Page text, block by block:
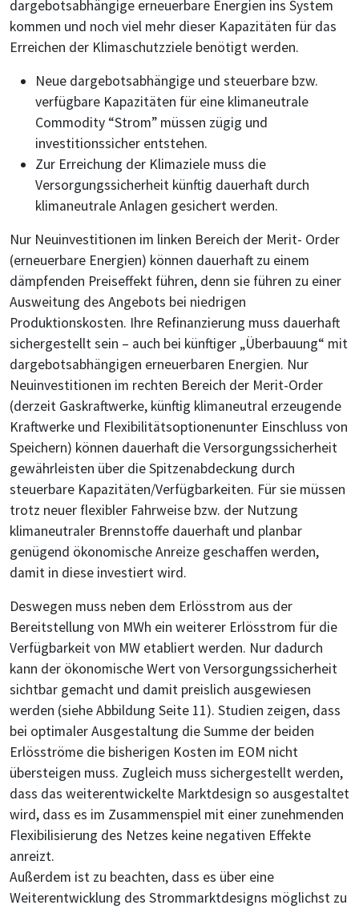
dargebotsabhängige erneuerbare Energien ins System
kommen und noch viel mehr dieser Kapazitäten für das
Erreichen der Klimaschutzziele benötigt werden.
Neue dargebotsabhängige und steuerbare bzw.
verfügbare Kapazitäten für eine klimaneutrale
Commodity “Strom” müssen zügig und
investitionssicher entstehen.
Zur Erreichung der Klimaziele muss die
Versorgungssicherheit künftig dauerhaft durch
klimaneutrale Anlagen gesichert werden.
Nur Neuinvestitionen im linken Bereich der Merit- Order
(erneuerbare Energien) können dauerhaft zu einem
dämpfenden Preiseffekt führen, denn sie führen zu einer
Ausweitung des Angebots bei niedrigen
Produktionskosten. Ihre Refinanzierung muss dauerhaft
sichergestellt sein – auch bei künftiger „Überbauung“ mit
dargebotsabhängigen erneuerbaren Energien. Nur
Neuinvestitionen im rechten Bereich der Merit-Order
(derzeit Gaskraftwerke, künftig klimaneutral erzeugende
Kraftwerke und Flexibilitätsoptionenunter Einschluss von
Speichern) können dauerhaft die Versorgungssicherheit
gewährleisten über die Spitzenabdeckung durch
steuerbare Kapazitäten/Verfügbarkeiten. Für sie müssen
trotz neuer flexibler Fahrweise bzw. der Nutzung
klimaneutraler Brennstoffe dauerhaft und planbar
genügend ökonomische Anreize geschaffen werden,
damit in diese investiert wird.
Deswegen muss neben dem Erlösstrom aus der
Bereitstellung von MWh ein weiterer Erlösstrom für die
Verfügbarkeit von MW etabliert werden. Nur dadurch
kann der ökonomische Wert von Versorgungssicherheit
sichtbar gemacht und damit preislich ausgewiesen
werden (siehe Abbildung Seite 11). Studien zeigen, dass
bei optimaler Ausgestaltung die Summe der beiden
Erlösströme die bisherigen Kosten im EOM nicht
übersteigen muss. Zugleich muss sichergestellt werden,
dass das weiterentwickelte Marktdesign so ausgestaltet
wird, dass es im Zusammenspiel mit einer zunehmenden
Flexibilisierung des Netzes keine negativen Effekte
anreizt.
Außerdem ist zu beachten, dass es über eine
Weiterentwicklung des Strommarktdesigns möglichst zu